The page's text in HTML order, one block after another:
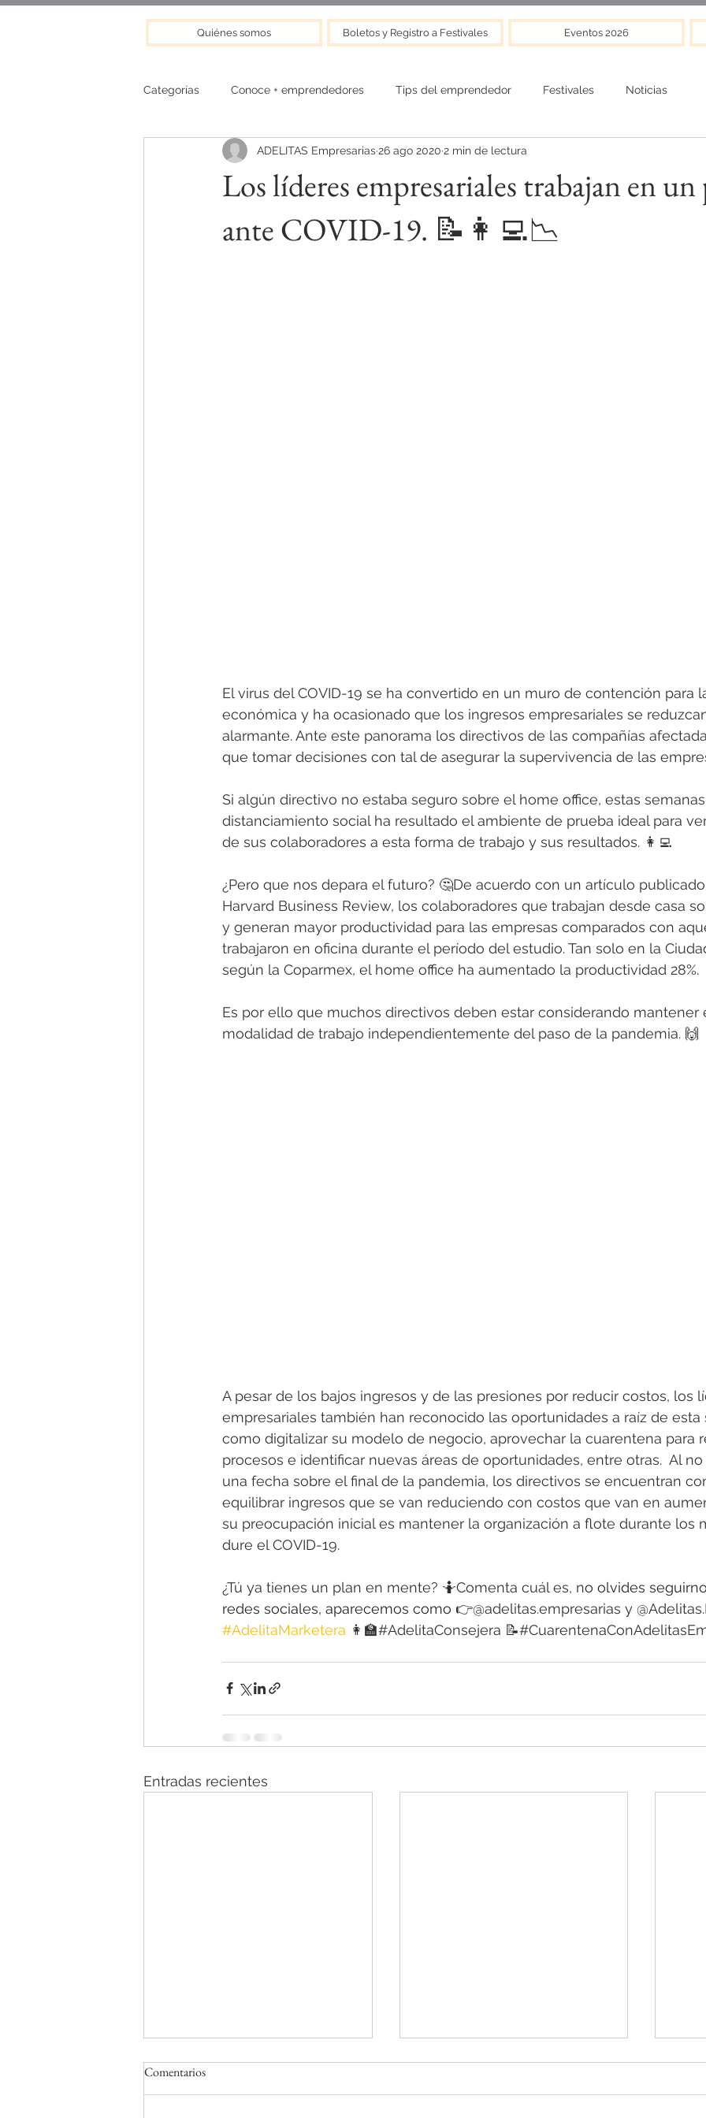
Quiénes somos Boletos y Registro a Festivales Eventos 2026
Categorías Conoce + emprendedores Tips del emprendedor Festivales Noticias
Los líderes empresariales trabajan en un
ante COVID-19. 📝👩‍💻📉
ADELITAS Empresarias26 ago 2020 2 min de lectura
El virus del COVID-19 se ha convertido en un muro de contención para
económica y ha ocasionado que los ingresos empresariales se
alarmante. Ante este panorama los directivos de las compañías
que tomar decisiones con tal de asegurar la supervivencia de las
Si algún directivo no estaba seguro sobre el home office, estas
distanciamiento social ha resultado el ambiente de prueba ideal para
de sus colaboradores a esta forma de trabajo y sus resultados. 👩‍💻
¿Pero que nos depara el futuro? 🤔De acuerdo con un artículo
Harvard Business Review, los colaboradores que trabajan desde casa
y generan mayor productividad para las empresas comparados con
trabajaron en oficina durante el período del estudio. Tan solo en la
según la Coparmex, el home office ha aumentado la productividad 28%.
Es por ello que muchos directivos deben estar considerando mantener
modalidad de trabajo independientemente del paso de la pandemia. 🙌
A pesar de los bajos ingresos y de las presiones por reducir costos, los
empresariales también han reconocido las oportunidades a raíz de esta
como digitalizar su modelo de negocio, aprovechar la cuarentena para
procesos e identificar nuevas áreas de oportunidades, entre otras.  Al
una fecha sobre el final de la pandemia, los directivos se encuentran
equilibrar ingresos que se van reduciendo con costos que van en
su preocupación inicial es mantener la organización a flote durante los
dure el COVID-19.
¿Tú ya tienes un plan en mente? 🤷Comenta cuál es, no olvides
redes sociales, aparecemos como 👉@adelitas.empresarias y
#AdelitaMarketera 👩‍🏫#AdelitaConsejera
Entradas recientes
Comentarios